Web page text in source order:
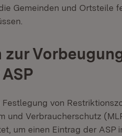
Gemeinden und Ortsteile
von
und Verbraucherschutz
um einen Eintrag der ASP